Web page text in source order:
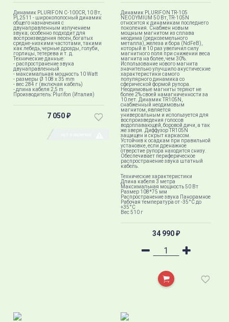
Динамик PLURIFON C-100CR, 10 Вт,
PL2511 - широкополосный динамик
общего назначения с
двунаправленным излучением
звука; особенно подходит для
воспроизведения песен, богатых
средне-низкими частотами, такими
как лебедь, черные дрозды, голуби,
горлицы, тетерева и т. д.
Технические данные:
- распространение звука
двунаправленный
- максимальная мощность 10 Watt
- размеры Ø 108 x 35 mm
- вес 284 г (включая кабель)
- длина кабеля 2,5 m
Производитель: Plurifon (Италия)​
7 050 ₽
Динамик PLURIFON TR-105
NEODYMIUM 50 Вт, TR-105N
относится к динамикам последнего
поколения. Снабжен новым
мощным магнитом из сплава
неодима (редкоземельного
металла), железа и бора (NdFeB),
который в 10 раз увеличил силу
магнитного поля при снижении веса
магнита на более, чем 30%.
Использование нового магнита
значительно улучшило акустические
характеристики самого
популярного динамика со
сферической формой рупора.
Неодимовые магниты теряют не
более 2% своей намагниченности за
10 лет. Динамик TR105N,
снабженный неодимовым
магнитом, является
универсальным и используется для
воспроизведения голосов
водоплавающей, боровой дичи, а так
же зверя. Диффузор TR105N
защищен и скрыт каркасом.
Устойчив к осадкам при правильной
установке, если дренажное
отверстие рупора находится снизу.
Обеспечивает периферическое
распространение звука штатный
кабель.
Технические характеристики
Длина кабеля 3 метра
Максимальная мощность 50 Вт
Размер 108*75 мм
Распространение звука Панорамное
Рабочая температура от -35°C до
+35°C
Вес 510 г
34 990 ₽